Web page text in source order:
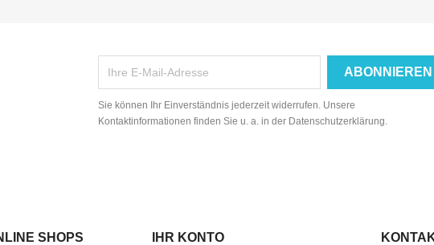
Sie können Ihr Einverständnis jederzeit widerrufen. Unsere
Kontaktinformationen finden Sie u. a. in der Datenschutzerklärung.
SHOPS IHR KONTO